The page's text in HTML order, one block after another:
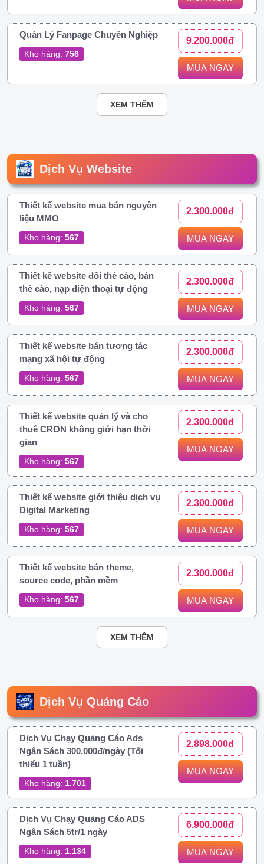
Quản Lý Fanpage Chuyên Nghiệp
Kho hàng: 756
9.200.000đ
MUA NGAY
XEM THÊM
Dịch Vụ Website
Thiết kế website mua bán nguyên
liệu MMO
Kho hàng: 567
2.300.000đ
MUA NGAY
Thiết kế website đổi thẻ cào, bán
thẻ cào, nạp điện thoại tự động
Kho hàng: 567
2.300.000đ
MUA NGAY
Thiết kế website bán tương tác
mạng xã hội tự động
Kho hàng: 567
2.300.000đ
MUA NGAY
Thiết kế website quản lý và cho
thuê CRON không giới hạn thời
gian
Kho hàng: 567
2.300.000đ
MUA NGAY
Thiết kế website giới thiệu dịch vụ
Digital Marketing
Kho hàng: 567
2.300.000đ
MUA NGAY
Thiết kế website bán theme,
source code, phần mềm
Kho hàng: 567
2.300.000đ
MUA NGAY
XEM THÊM
Dịch Vụ Quảng Cáo
Dịch Vụ Chạy Quảng Cáo Ads
Ngân Sách 300.000đ/ngày (Tối
thiểu 1 tuần)
Kho hàng: 1.701
2.898.000đ
MUA NGAY
Dịch Vụ Chạy Quảng Cáo ADS
Ngân Sách 5tr/1 ngày
Kho hàng: 1.134
6.900.000đ
MUA NGAY